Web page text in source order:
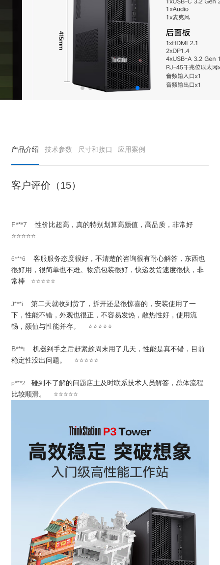
产品介绍 技术参数 尺寸和接口 应用案例
客户评价（15）
F***7性价比超高，真的特别划算高颜值，高品质，非常好
⭐⭐⭐⭐⭐
6***6
客服服务态度很好，不清楚的咨询很有耐心解答，东西也
很好用，很简单也不难。物流包装很好，快递发货速度很快，非
常棒 ⭐⭐⭐⭐⭐
J***i
第二天就收到货了，拆开还是很惊喜的，安装使用了一
下，性能不错，外观也很正，不容易发热，散热性好，使用流
畅，颜值与性能并存。 ⭐⭐⭐⭐⭐
B***t机器到手之后赶紧趁周末用了几天，性能是真不错，目前
稳定性没出问题。
⭐⭐⭐⭐⭐
p***2
碰到不了解的问题店主及时联系技术人员解答，总体流程
比较顺滑。
⭐⭐⭐⭐⭐